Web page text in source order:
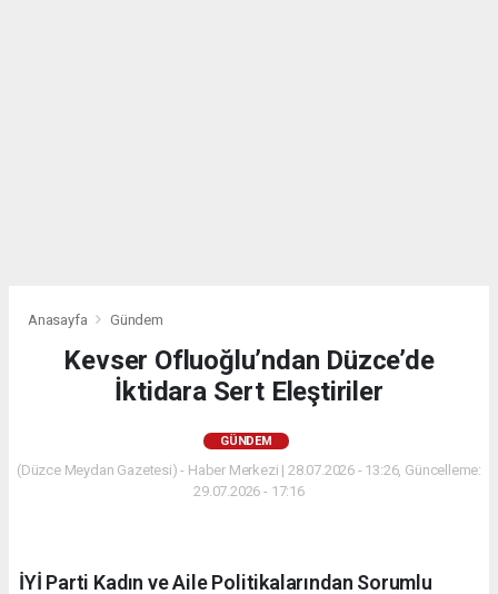
Anasayfa Gündem
Kevser Ofluoğlu’ndan Düzce’de
İktidara Sert Eleştiriler
GÜNDEM
(Düzce Meydan Gazetesi) - Haber Merkezi | 28.07.2026 - 13:26, Güncelleme:
29.07.2026 - 17:16
İYİ Parti Kadın ve Aile Politikalarından Sorumlu